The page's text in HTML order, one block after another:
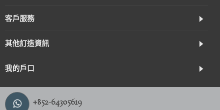
客戶服務
其他訂造資訊
我的戶口
+852-64305619